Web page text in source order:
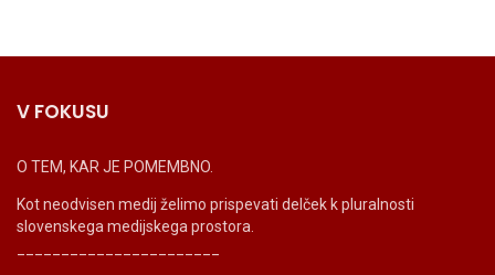
V FOKUSU
O TEM, KAR JE POMEMBNO.
Kot neodvisen medij želimo prispevati delček k pluralnosti
slovenskega medijskega prostora.